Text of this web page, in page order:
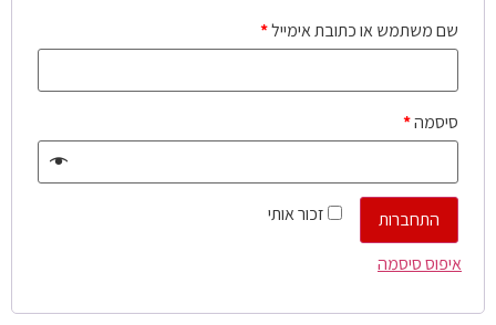
שם משתמש או כתובת אימייל*
סיסמה*
זכור אותי
התחברות
איפוס סיסמה